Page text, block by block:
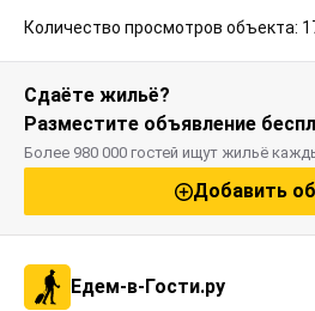
Количество просмотров объекта:
Сдаёте жильё?
Разместите объявление
Более 980 000 гостей ищут жильё
Добавить
Едем-в-Гости.ру